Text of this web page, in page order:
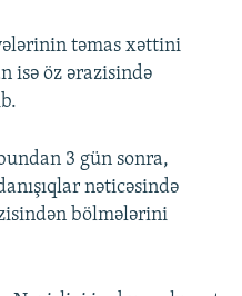
təmas xəttini
isə öz ərazisində
3 gün sonra,
nəticəsində
bölmələrini